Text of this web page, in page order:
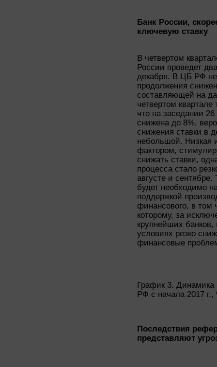
Банк России,
ключевую ставку
В четвертом
России проведет
декабря. В ЦБ РФ
продолжения
составляющей на
четвертом
что на заседании
снижена до 8%,
снижения ставки в
небольшой. Низкая
фактором,
снижать ставки,
процесса стало
августе и
будет необходимо
поддержкой
финансового, в том
которому, за
крупнейших банков,
условиях резко
финансовые
График 3. Динамика
РФ с начала 2017 г.,
Последствия
представляют